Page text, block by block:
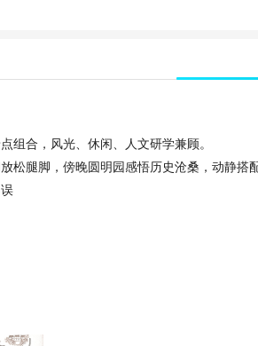
组合，风光、休闲、人文研学兼顾。
松腿脚，傍晚圆明园感悟历史沧桑，动静搭